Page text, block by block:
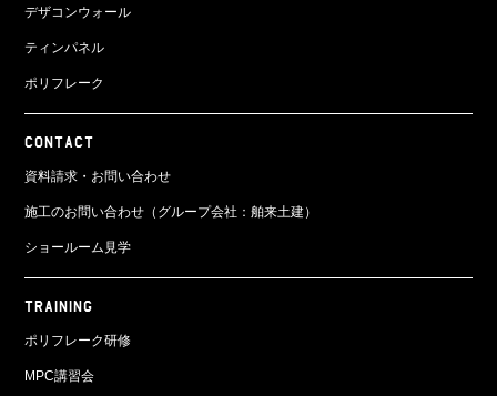
デザコンウォール
ティンパネル
ポリフレーク
CONTACT
資料請求・お問い合わせ
施工のお問い合わせ（グループ会社：舶来土建）
ショールーム見学
TRAINING
ポリフレーク研修
MPC講習会